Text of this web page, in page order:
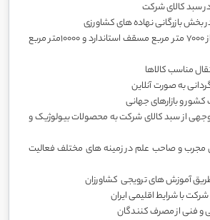
بخش بازرگانی نهاده های کشاورزی
در اختیار داشتن بیش از 7000 متر مربع مسقف استاندارد و 10000متر مربع
مناسب کالاها
به صورت آنلاین
و بازارهای جهانی
از سبد کالای شرکت به محصولات بیولوژیک و
مجرب و صاحب علم در زمینه های مختلف فعالیت
آموزش های ترویجی کشاورزان
با شرایط اقلیمی ایران
و فنی از مصرف کنندگان